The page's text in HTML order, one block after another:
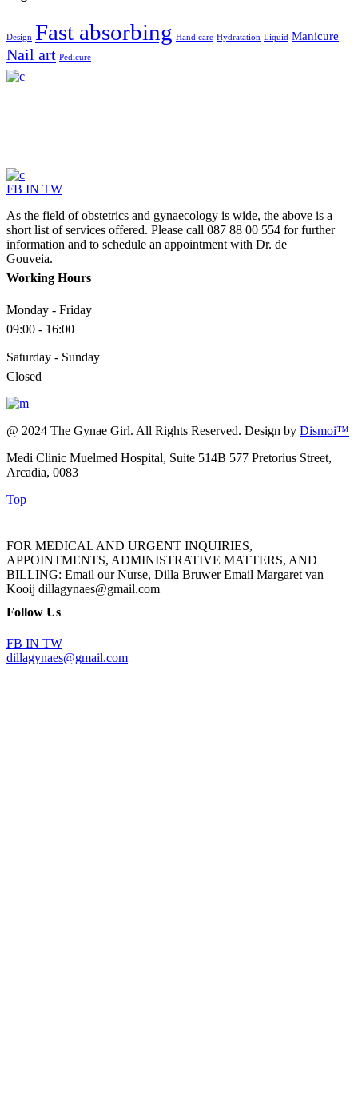
Design Fast absorbing Hand care Hydratation Liquid Manicure
Nail art Pedicure
FB IN TW
As the field of obstetrics and gynaecology is wide, the above is a
short list of services offered. Please call 087 88 00 554 for further
information and to schedule an appointment with Dr. de
Gouveia.
Working Hours
Monday - Friday
09:00 - 16:00
Saturday - Sunday
Closed
@ 2024 The Gynae Girl. All Rights Reserved. Design by Dismoi™
Medi Clinic Muelmed Hospital, Suite 514B 577 Pretorius Street,
Arcadia, 0083
Top
FOR MEDICAL AND URGENT INQUIRIES,
APPOINTMENTS, ADMINISTRATIVE MATTERS, AND
BILLING: Email our Nurse, Dilla Bruwer Email Margaret van
Kooij dillagynaes@gmail.com
Follow Us
FB IN TW
dillagynaes@gmail.com